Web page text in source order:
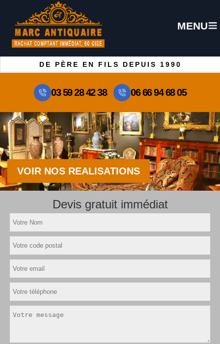
MENU
DE PÈRE EN FILS DEPUIS 1990
03 59 28 42 38 06 66 94 68 05
VOIR NOS REALISATIONS
Devis gratuit immédiat